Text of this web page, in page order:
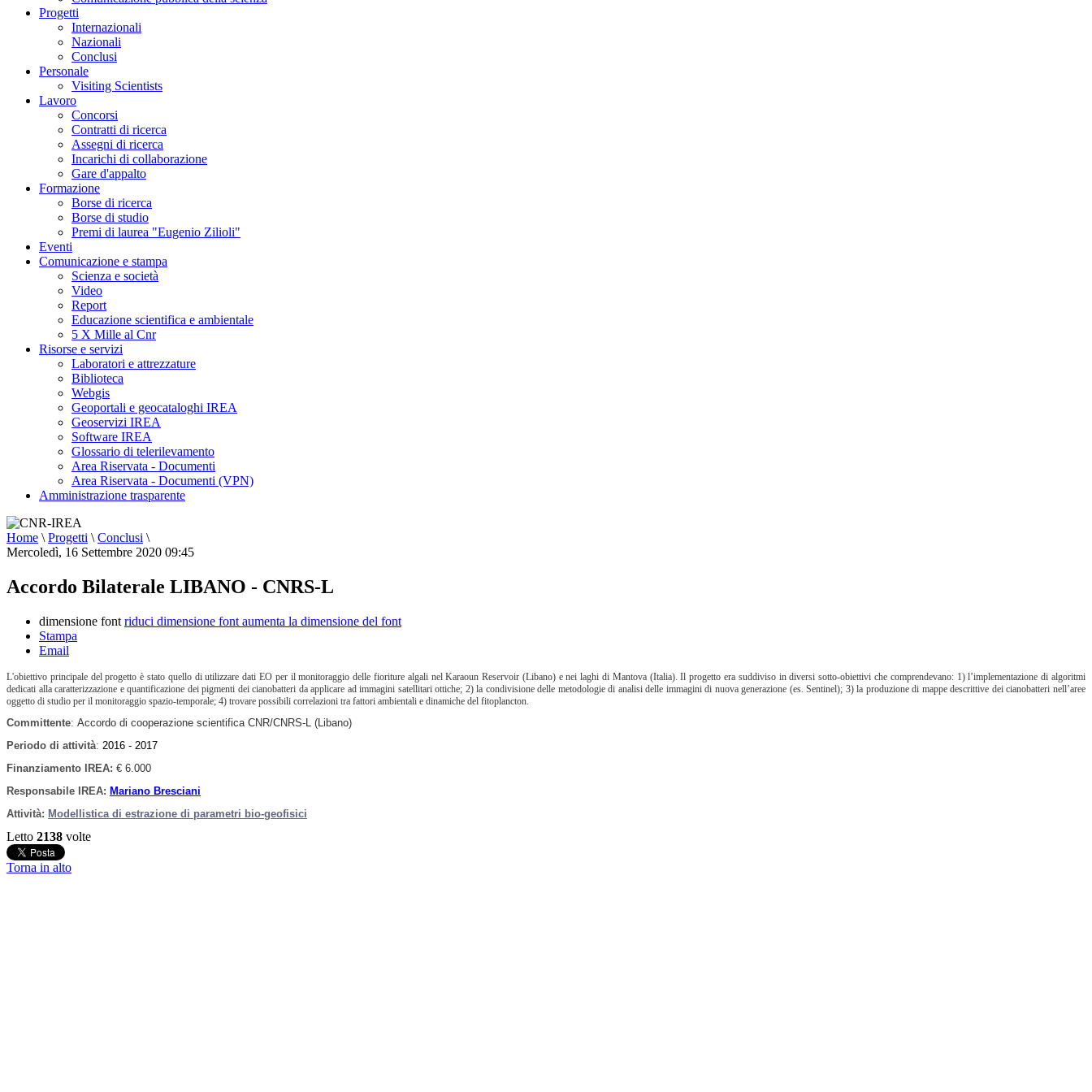
Progetti
Internazionali
Nazionali
Conclusi
Personale
Visiting Scientists
Lavoro
Concorsi
Contratti di ricerca
Assegni di ricerca
Incarichi di collaborazione
Gare d'appalto
Formazione
Borse di ricerca
Borse di studio
Premi di laurea "Eugenio Zilioli"
Eventi
Comunicazione e stampa
Scienza e società
Video
Report
Educazione scientifica e ambientale
5 X Mille al Cnr
Risorse e servizi
Laboratori e attrezzature
Biblioteca
Webgis
Geoportali e geocataloghi IREA
Geoservizi IREA
Software IREA
Glossario di telerilevamento
Area Riservata - Documenti
Area Riservata - Documenti (VPN)
Amministrazione trasparente
Home \ Progetti \ Conclusi \
Mercoledì, 16 Settembre 2020 09:45
Accordo Bilaterale LIBANO - CNRS-L
dimensione font riduci dimensione font aumenta la dimensione del font
Stampa
Email
L'obiettivo principale del progetto è stato quello di utilizzare dati EO per il monitoraggio delle fioriture algali nel Karaoun Reservoir (Libano) e nei laghi di Mantova (Italia). Il progetto era suddiviso in diversi sotto-obiettivi che comprendevano: 1) l’implementazione di algoritmi
dedicati alla caratterizzazione e quantificazione dei pigmenti dei cianobatteri da applicare ad immagini satellitari ottiche; 2) la condivisione delle metodologie di analisi delle immagini di nuova generazione (es. Sentinel); 3) la produzione di mappe descrittive dei cianobatteri nell’aree
oggetto di studio per il monitoraggio spazio-temporale; 4) trovare possibili correlazioni tra fattori ambientali e dinamiche del fitoplancton.
Committente: Accordo di cooperazione scientifica CNR/CNRS-L (Libano)
Periodo di attività: 2016 - 2017
Finanziamento IREA: € 6.000
Responsabile IREA: Mariano Bresciani
Attività: Modellistica di estrazione di parametri bio-geofisici
Letto 2138 volte
Torna in alto